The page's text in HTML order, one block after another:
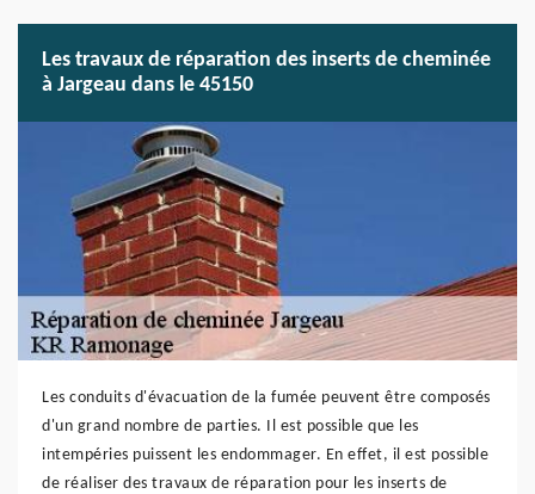
Les travaux de réparation des inserts de cheminée
à Jargeau dans le 45150
Les conduits d'évacuation de la fumée peuvent être composés
d'un grand nombre de parties. Il est possible que les
intempéries puissent les endommager. En effet, il est possible
de réaliser des travaux de réparation pour les inserts de